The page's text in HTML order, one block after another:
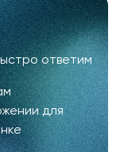
ответим
для